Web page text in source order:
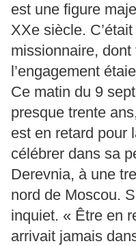
est une figure
XXe siècle.
missionnaire,
l’engagement
Ce matin du 9
presque trente
est en retard pour
célébrer dans sa
Derevnia, à une
nord de Moscou.
inquiet. « Être en
arrivait jamais